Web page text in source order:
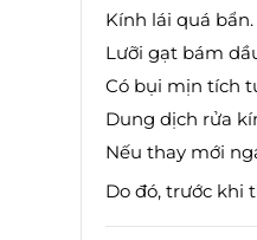
Kính lái quá bẩn.
Lưỡi gạt bám
Có bụi mịn tích
Dung dịch rửa
Nếu thay mới
Do đó, trước khi